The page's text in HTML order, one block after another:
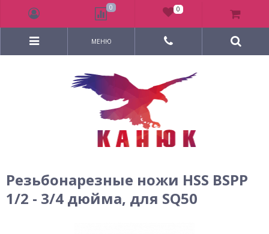
МЕНЮ
Резьбонарезные ножи HSS BSPP
1/2 - 3/4 дюйма, для SQ50
0 0